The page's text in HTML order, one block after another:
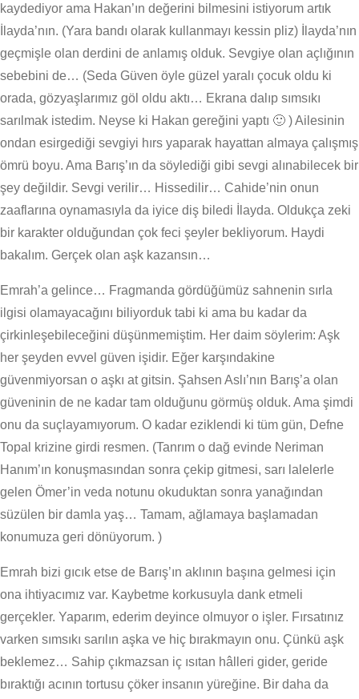
kaydediyor ama Hakan’ın değerini bilmesini istiyorum artık
İlayda’nın. (Yara bandı olarak kullanmayı kessin pliz) İlayda’nın
geçmişle olan derdini de anlamış olduk. Sevgiye olan açlığının
sebebini de… (Seda Güven öyle güzel yaralı çocuk oldu ki
orada, gözyaşlarımız göl oldu aktı… Ekrana dalıp sımsıkı
sarılmak istedim. Neyse ki Hakan gereğini yaptı 🙂 ) Ailesinin
ondan esirgediği sevgiyi hırs yaparak hayattan almaya çalışmış
ömrü boyu. Ama Barış’ın da söylediği gibi sevgi alınabilecek bir
şey değildir. Sevgi verilir… Hissedilir… Cahide’nin onun
zaaflarına oynamasıyla da iyice diş biledi İlayda. Oldukça zeki
bir karakter olduğundan çok feci şeyler bekliyorum. Haydi
bakalım. Gerçek olan aşk kazansın…
Emrah’a gelince… Fragmanda gördüğümüz sahnenin sırla
ilgisi olamayacağını biliyorduk tabi ki ama bu kadar da
çirkinleşebileceğini düşünmemiştim. Her daim söylerim: Aşk
her şeyden evvel güven işidir. Eğer karşındakine
güvenmiyorsan o aşkı at gitsin. Şahsen Aslı’nın Barış’a olan
güveninin de ne kadar tam olduğunu görmüş olduk. Ama şimdi
onu da suçlayamıyorum. O kadar eziklendi ki tüm gün, Defne
Topal krizine girdi resmen. (Tanrım o dağ evinde Neriman
Hanım’ın konuşmasından sonra çekip gitmesi, sarı lalelerle
gelen Ömer’in veda notunu okuduktan sonra yanağından
süzülen bir damla yaş… Tamam, ağlamaya başlamadan
konumuza geri dönüyorum. )
Emrah bizi gıcık etse de Barış’ın aklının başına gelmesi için
ona ihtiyacımız var. Kaybetme korkusuyla dank etmeli
gerçekler. Yaparım, ederim deyince olmuyor o işler. Fırsatınız
varken sımsıkı sarılın aşka ve hiç bırakmayın onu. Çünkü aşk
beklemez… Sahip çıkmazsan iç ısıtan hâlleri gider, geride
bıraktığı acının tortusu çöker insanın yüreğine. Bir daha da